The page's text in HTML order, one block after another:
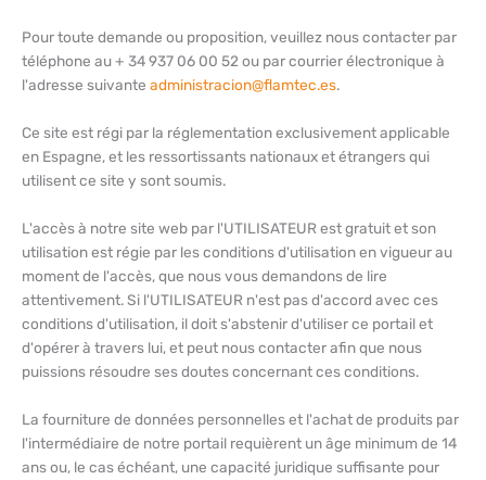
Pour toute demande ou proposition, veuillez nous contacter par
téléphone au + 34 937 06 00 52 ou par courrier électronique à
l'adresse suivante administracion@flamtec.es.
Ce site est régi par la réglementation exclusivement applicable
en Espagne, et les ressortissants nationaux et étrangers qui
utilisent ce site y sont soumis.
L'accès à notre site web par l'UTILISATEUR est gratuit et son
utilisation est régie par les conditions d'utilisation en vigueur au
moment de l'accès, que nous vous demandons de lire
attentivement. Si l'UTILISATEUR n'est pas d'accord avec ces
conditions d'utilisation, il doit s'abstenir d'utiliser ce portail et
d'opérer à travers lui, et peut nous contacter afin que nous
puissions résoudre ses doutes concernant ces conditions.
La fourniture de données personnelles et l'achat de produits par
l'intermédiaire de notre portail requièrent un âge minimum de 14
ans ou, le cas échéant, une capacité juridique suffisante pour